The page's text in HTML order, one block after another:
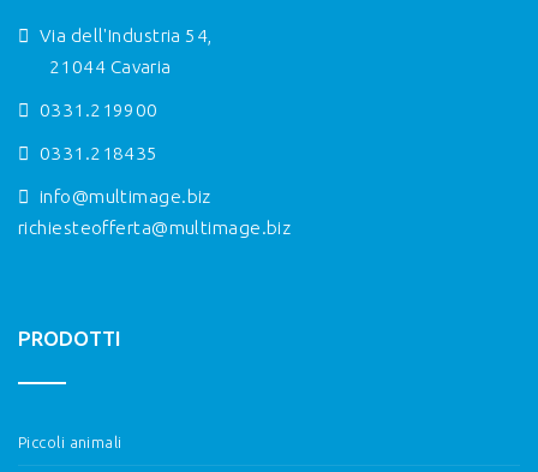
Via dell'Industria 54,
21044 Cavaria
0331.219900
0331.218435
info@multimage.biz
richiesteofferta@multimage.biz
PRODOTTI
Piccoli animali